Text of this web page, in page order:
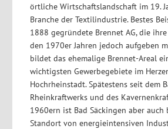
örtliche Wirtschaftslandschaft im 19.
Branche der Textilindustrie. Bestes
1888 gegründete Brennet AG, die
den 1970er Jahren jedoch aufgeben
bildet das ehemalige Brennet-Areal
wichtigsten Gewerbegebiete im
Hochrheinstadt. Spätestens seit dem
Rheinkraftwerks und des
1960ern ist Bad Säckingen aber auch
Standort von energieintensiven